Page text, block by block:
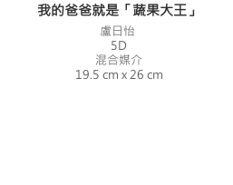
我的爸爸就是「蔬果大王」
盧日怡
5D
混合媒介
19.5 cm x 26 cm